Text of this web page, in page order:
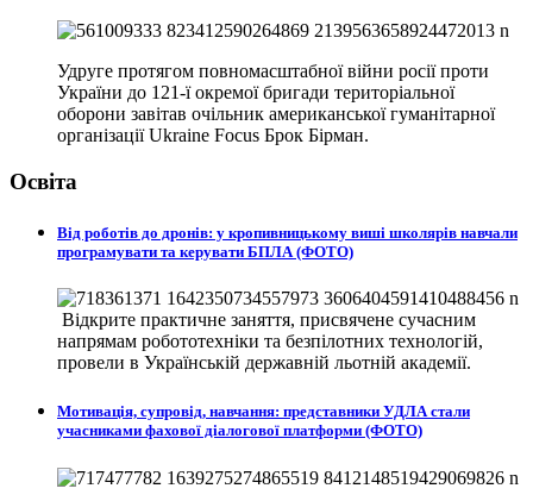
Удруге протягом повномасштабної війни росії проти
України до 121-ї окремої бригади територіальної
оборони завітав очільник американської гуманітарної
організації Ukraine Focus Брок Бірман.
Освіта
Від роботів до дронів: у кропивницькому виші школярів навчали
програмувати та керувати БПЛА (ФОТО)
Відкрите практичне заняття, присвячене сучасним
напрямам робототехніки та безпілотних технологій,
провели в Українській державній льотній академії.
Мотивація, супровід, навчання: представники УДЛА стали
учасниками фахової діалогової платформи (ФОТО)